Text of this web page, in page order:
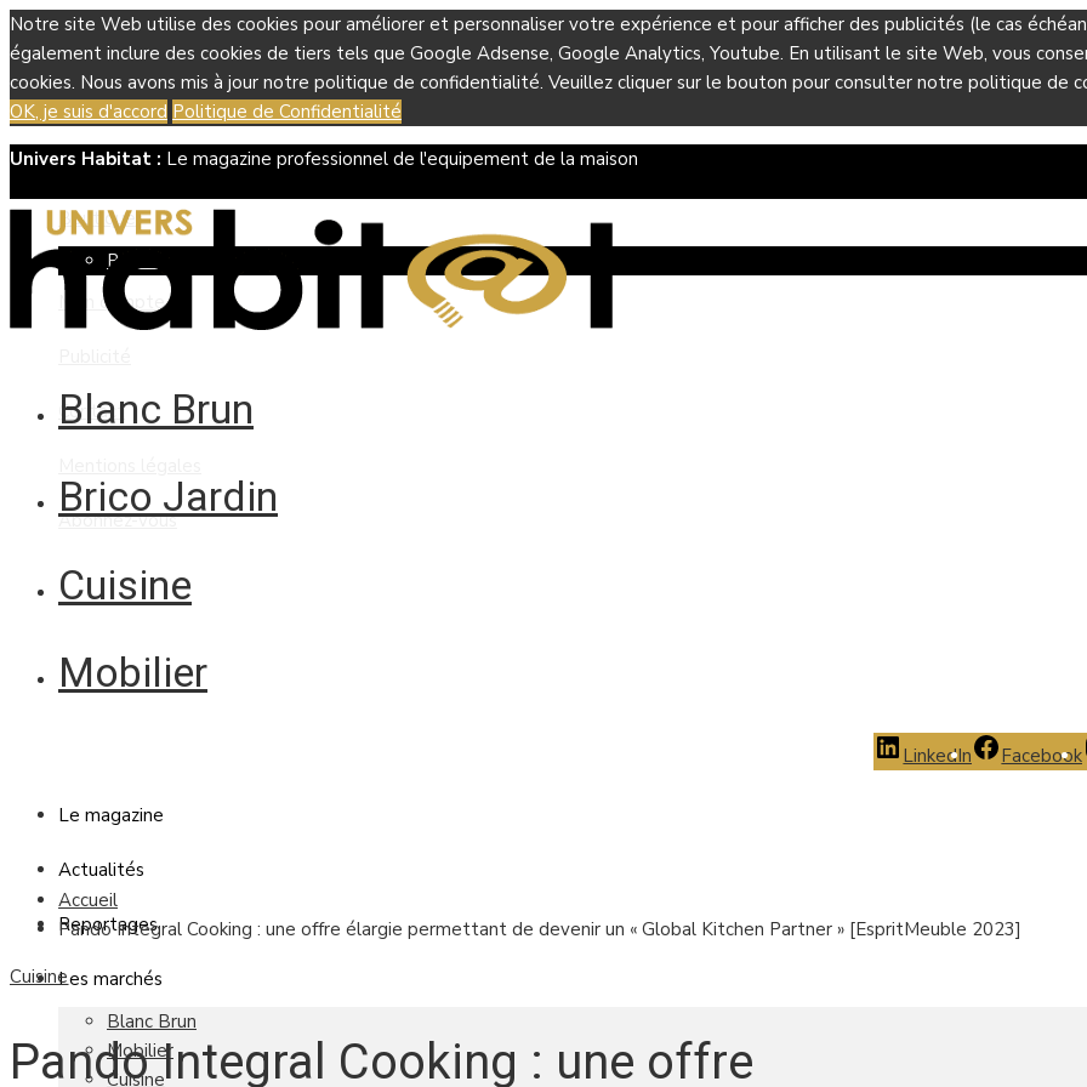
Notre site Web utilise des cookies pour améliorer et personnaliser votre expérience et pour afficher des publicités (le cas
également inclure des cookies de tiers tels que Google Adsense, Google Analytics, Youtube. En utilisant le site Web, vous
cookies. Nous avons mis à jour notre politique de confidentialité. Veuillez cliquer sur le bouton pour consulter notre politique de
OK, je suis d'accord Politique de Confidentialité
Univers Habitat : Le magazine professionnel de l'equipement de la maison
Boutique
Panier
Mon compte
Contact
Abonnez-vous
Blanc Brun
Brico Jardin
Cuisine
Mobilier
LinkedIn Facebook
Le magazine
Actualités
Reportages
Les marchés
Blanc Brun
Mobilier
Cuisine
Accueil
Pando Integral Cooking : une offre élargie permettant de devenir un « Global Kitchen Partner » [EspritMeuble 2023]
Cuisine
Pando Integral Cooking : une offre